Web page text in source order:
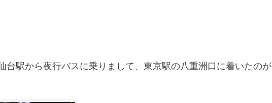
台駅から夜行バスに乗りまして、東京駅の八重洲口に着いたのが